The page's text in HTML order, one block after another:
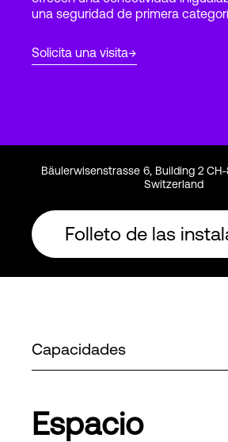
Login
una seguridad de primera
Solicita una visita
Bäulerwisenstrasse 6, Building 2 CH-
Switzerland
Folleto de las
Capacidades
Espacio